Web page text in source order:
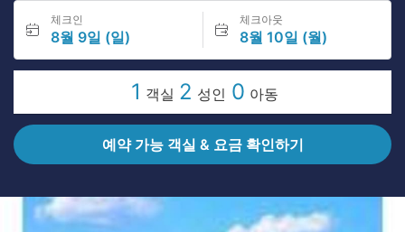
체크인
8월 9일 (일)
체크아웃
8월 10일 (월)
1 객실 2 성인 0 아동
예약 가능 객실 & 요금 확인하기